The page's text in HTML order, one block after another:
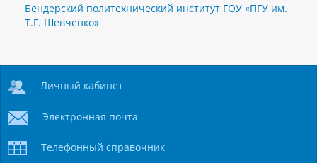
Бендерский политехнический институт ГОУ «ПГУ им.
Т.Г. Шевченко»
Личный кабинет
Электронная почта
Телефонный справочник